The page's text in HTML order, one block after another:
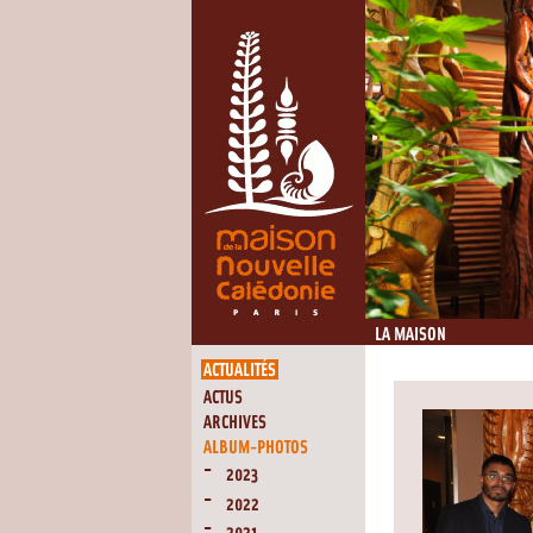
LA MAISON
ACTUALITÉS
ACTUS
ARCHIVES
ALBUM-PHOTOS
2023
2022